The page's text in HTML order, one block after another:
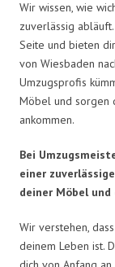
Wir wissen, wie
zuverlässig
Seite und bieten
von Wiesbaden
Umzugsprofis
Möbel und sorgen
ankommen.
Bei
einer
deiner Möbel
Wir verstehen,
deinem Leben ist.